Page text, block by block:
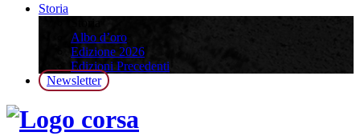
Storia
Albo d’oro
Edizione 2026
Edizioni Precedenti
Newsletter